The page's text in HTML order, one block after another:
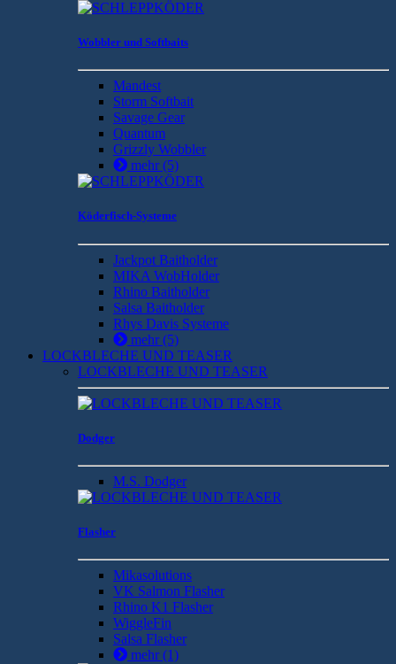
Wobbler und Softbaits
Mandest
Storm Softbait
Savage Gear
Quantum
Grizzly Wobbler
mehr(5)
Köderfisch-Systeme
Jackpot Baitholder
MIKA WobHolder
Rhino Baitholder
Salsa Baitholder
Rhys Davis Systeme
mehr(5)
LOCKBLECHE UND TEASER
LOCKBLECHE UND TEASER
Dodger
M.S. Dodger
Flasher
Mikasolutions
VK Salmon Flasher
Rhino K1 Flasher
WiggleFin
Salsa Flasher
mehr(1)